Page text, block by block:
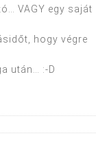
VAGY egy saját
hogy végre
után… :-D